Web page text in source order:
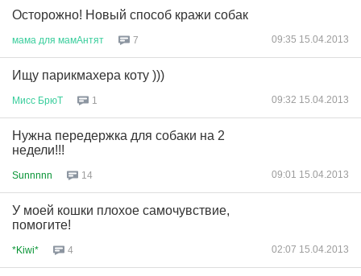
Осторожно! Новый способ кражи собак
мама для мамАнтят 7 09:35 15.04.2013
Ищу парикмахера коту )))
Мисс БрюТ 1 09:32 15.04.2013
Нужна передержка для собаки на 2
недели!!!
Sunnnnn 14 09:01 15.04.2013
У моей кошки плохое самочувствие,
помогите!
*Kiwi* 4 02:07 15.04.2013